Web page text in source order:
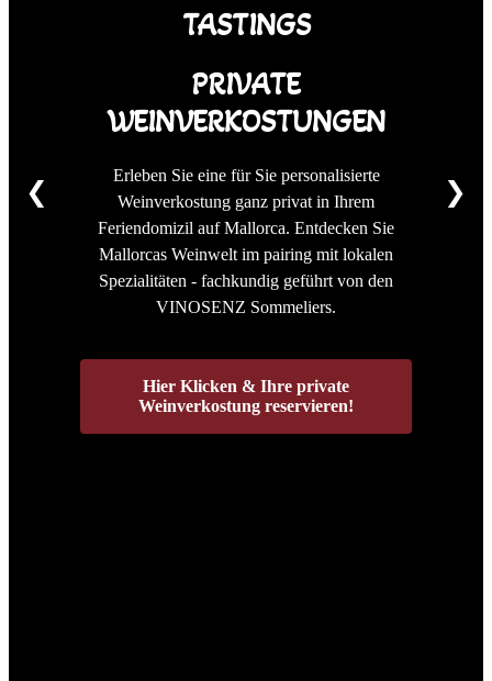
TASTINGS
PRIVATE
WEINVERKOSTUNGEN
Erleben Sie eine für Sie personalisierte
Weinverkostung ganz privat in Ihrem
Feriendomizil auf Mallorca. Entdecken Sie
Mallorcas Weinwelt im pairing mit lokalen
Spezialitäten - fachkundig geführt von den
VINOSENZ Sommeliers.
Hier Klicken & Ihre private
Weinverkostung reservieren!
❮ ❯